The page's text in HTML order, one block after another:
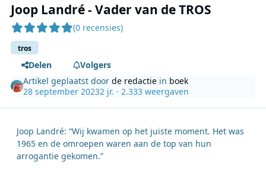
Joop Landré - Vader van de TROS
(0 recensies)
tros
Delen
Volgers
Artikel geplaatst doorde redactie in boek
28 september 20232 jr. · 2.333 weergaven
Joop Landré: “Wij kwamen op het juiste moment. Het was
1965 en de omroepen waren aan de top van hun
arrogantie gekomen.”